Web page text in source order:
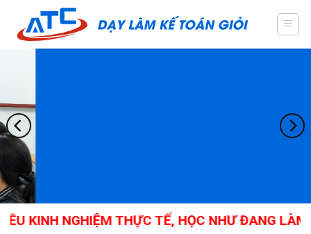
content
NGHIỆM THỰC TẾ, HỌC NHƯ ĐANG LÀM,